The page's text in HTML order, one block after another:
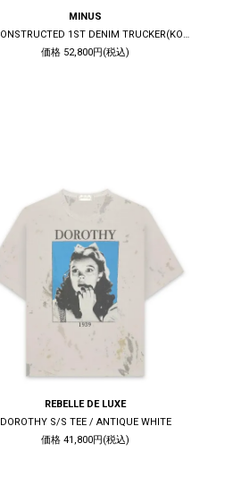
MINUS
DECONSTRUCTED 1ST DENIM TRUCKER(KOJIMA) / BLACK
価格 52,800円(税込)
REBELLE DE LUXE
DOROTHY S/S TEE / ANTIQUE WHITE
価格 41,800円(税込)